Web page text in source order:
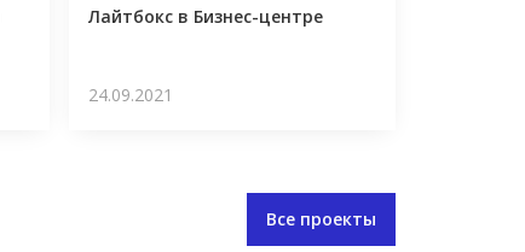
Лайтбокс в Бизнес-центре
24.09.2021
Все проекты